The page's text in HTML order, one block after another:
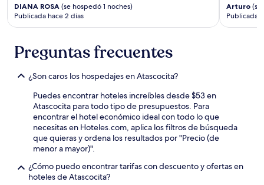
DIANA ROSA (se hospedó 1 noches)
Publicada hace 2 días
Arturo (se
Publicada
Preguntas frecuentes
¿Son caros los hospedajes en Atascocita?
Puedes encontrar hoteles increíbles desde $53 en
Atascocita para todo tipo de presupuestos. Para
encontrar el hotel económico ideal con todo lo que
necesitas en Hoteles.com, aplica los filtros de búsqueda
que quieras y ordena los resultados por "Precio (de
menor a mayor)".
¿Cómo puedo encontrar tarifas con descuento y ofertas en
hoteles de Atascocita?